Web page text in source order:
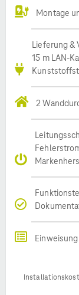
Montage
Lieferung &
15 m LAN-
2